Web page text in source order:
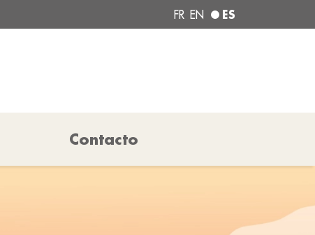
FR EN ES
Contacto